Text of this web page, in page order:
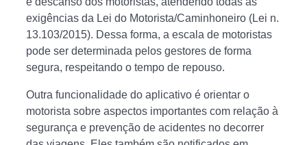
exigências da Lei do Motorista/Caminhoneiro (Lei n.
13.103/2015). Dessa forma, a escala de motoristas
pode ser determinada pelos gestores de forma
segura, respeitando o tempo de repouso.
Outra funcionalidade do aplicativo é orientar o
motorista sobre aspectos importantes com relação à
segurança e prevenção de acidentes no decorrer